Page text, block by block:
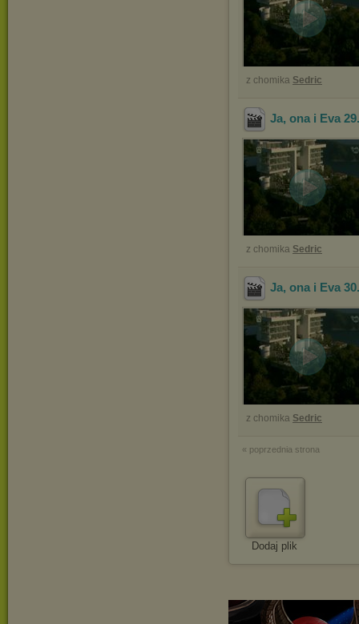
z chomika Sedric
Ja, ona i Eva 29
z chomika Sedric
Ja, ona i Eva 30
z chomika Sedric
« poprzednia strona
Dodaj plik